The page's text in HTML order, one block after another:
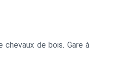
de bois. Gare à